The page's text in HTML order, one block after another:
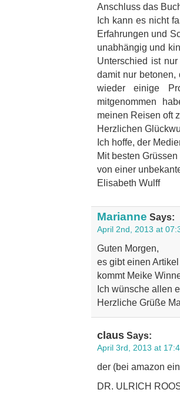
Anschluss das
Ich kann es nicht
Erfahrungen und
unabhängig und
Unterschied ist
damit nur
wieder einige
mitgenommen
meinen Reisen oft
Herzlichen
Ich hoffe, der
Mit besten Grüssen
von einer
Elisabeth Wulff
Marianne Says:
April 2nd, 2013 at
Guten Morgen,
es gibt einen
kommt Meike
Ich wünsche allen
Herzliche Grüße
clausSays:
April 3rd, 2013 at
der (bei amazon
DR. ULRICH